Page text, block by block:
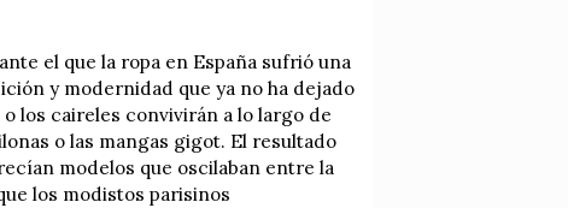
el que la ropa en España sufrió una
y modernidad que ya no ha dejado
los caireles convivirán a lo largo de
o las mangas gigot. El resultado
modelos que oscilaban entre la
los modistos parisinos